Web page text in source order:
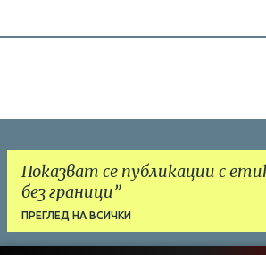
Показват се публикации с
без граници
ПРЕГЛЕД НА ВСИЧКИ